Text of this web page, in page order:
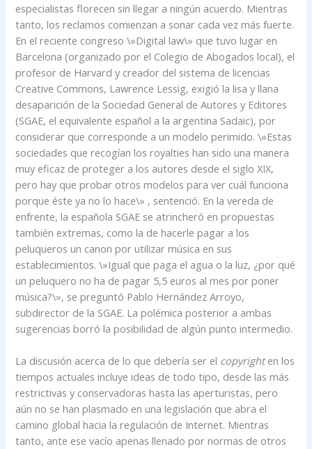
especialistas florecen sin llegar a ningún acuerdo. Mientras
tanto, los reclamos comienzan a sonar cada vez más fuerte.
En el reciente congreso \»Digital law\» que tuvo lugar en
Barcelona (organizado por el Colegio de Abogados local), el
profesor de Harvard y creador del sistema de licencias
Creative Commons, Lawrence Lessig, exigió la lisa y llana
desaparición de la Sociedad General de Autores y Editores
(SGAE, el equivalente español a la argentina Sadaic), por
considerar que corresponde a un modelo perimido. \»Estas
sociedades que recogían los royalties han sido una manera
muy eficaz de proteger a los autores desde el siglo XIX,
pero hay que probar otros modelos para ver cuál funciona
porque éste ya no lo hace\» , sentenció. En la vereda de
enfrente, la española SGAE se atrincheró en propuestas
también extremas, como la de hacerle pagar a los
peluqueros un canon por utilizar música en sus
establecimientos. \»Igual que paga el agua o la luz, ¿por qué
un peluquero no ha de pagar 5,5 euros al mes por poner
música?\», se preguntó Pablo Hernández Arroyo,
subdirector de la SGAE. La polémica posterior a ambas
sugerencias borró la posibilidad de algún punto intermedio.
La discusión acerca de lo que debería ser el copyrighten los
tiempos actuales incluye ideas de todo tipo, desde las más
restrictivas y conservadoras hasta las aperturistas, pero
aún no se han plasmado en una legislación que abra el
camino global hacia la regulación de Internet. Mientras
tanto, ante ese vacío apenas llenado por normas de otros